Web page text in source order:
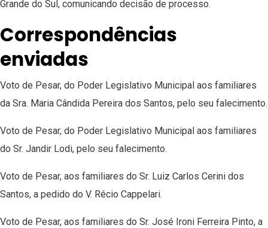
Grande do Sul, comunicando decisão de processo.
Correspondências
enviadas
Voto de Pesar, do Poder Legislativo Municipal aos familiares
da Sra. Maria Cândida Pereira dos Santos, pelo seu falecimento.
Voto de Pesar, do Poder Legislativo Municipal aos familiares
do Sr. Jandir Lodi, pelo seu falecimento.
Voto de Pesar, aos familiares do Sr. Luiz Carlos Cerini dos
Santos, a pedido do V. Récio Cappelari.
Voto de Pesar, aos familiares do Sr. José Ironi Ferreira Pinto, a